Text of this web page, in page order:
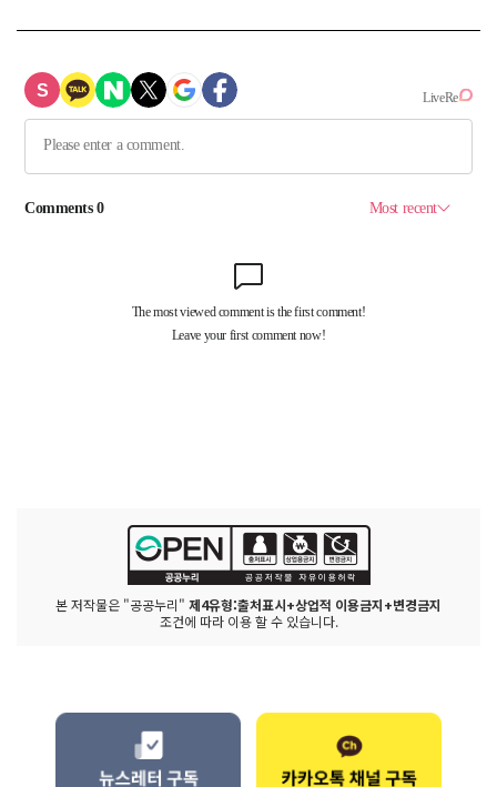
본 저작물은 "공공누리" 제4유형:출처표시+상업적 이용금지+변경금지
조건에 따라 이용 할 수 있습니다.